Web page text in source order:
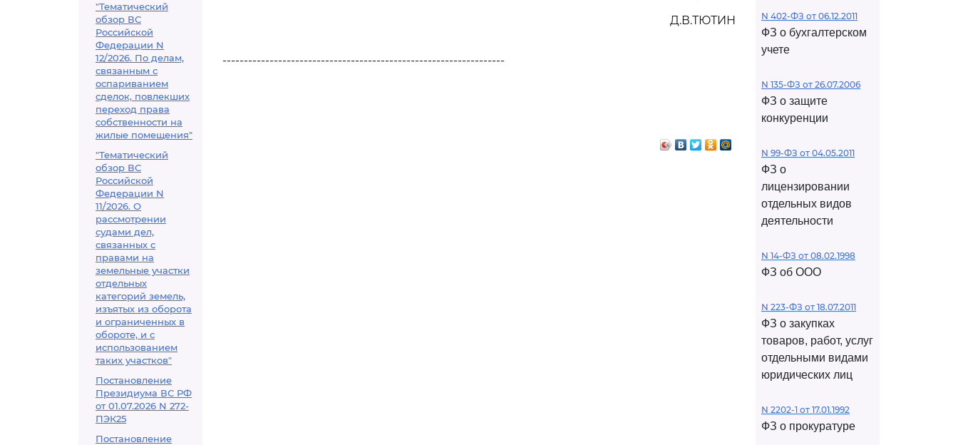
"Тематический
обзор ВС
Российской
Федерации N
12/2026. По делам,
связанным с
оспариванием
сделок, повлекших
переход права
собственности на
жилые помещения"
"Тематический
обзор ВС
Российской
Федерации N
11/2026. О
рассмотрении
судами дел,
связанных с
правами на
земельные участки
отдельных
категорий земель,
изъятых из оборота
и ограниченных в
обороте, и с
использованием
таких участков"
Постановление
Президиума ВС РФ
от 01.07.2026 N 272-
ПЭК25
Постановление
Д.В.ТЮТИН
------------------------------------------------------------------
N 402-ФЗ от 06.12.2011
ФЗ о бухгалтерском
учете
N 135-ФЗ от 26.07.2006
ФЗ о защите
конкуренции
N 99-ФЗ от 04.05.2011
ФЗ о
лицензировании
отдельных видов
деятельности
N 14-ФЗ от 08.02.1998
ФЗ об ООО
N 223-ФЗ от 18.07.2011
ФЗ о закупках
товаров, работ, услуг
отдельными видами
юридических лиц
N 2202-1 от 17.01.1992
ФЗ о прокуратуре